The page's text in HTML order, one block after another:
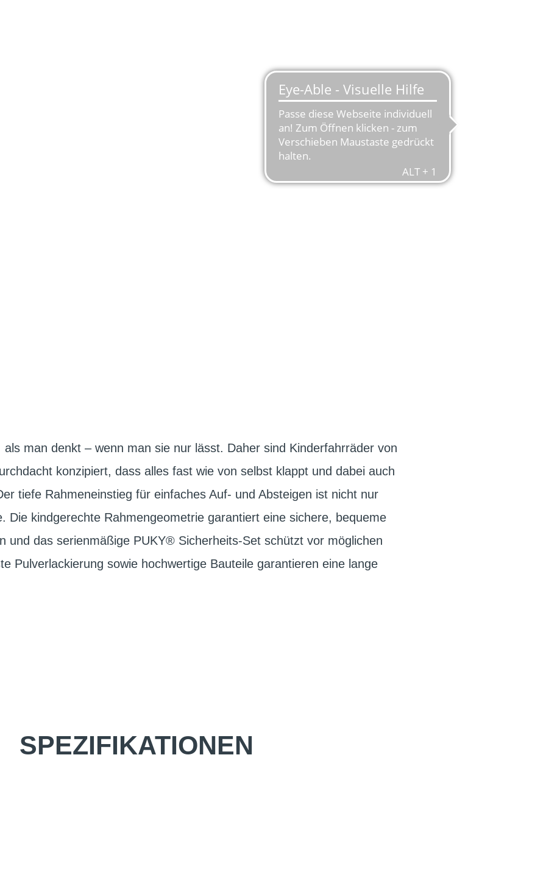
man denkt – wenn man sie nur lässt. Daher sind Kinderfahrräder von
konzipiert, dass alles fast wie von selbst klappt und dabei auch
tiefe Rahmeneinstieg für einfaches Auf- und Absteigen ist nicht nur
Die kindgerechte Rahmengeometrie garantiert eine sichere, bequeme
und das serienmäßige PUKY® Sicherheits-Set schützt vor möglichen
Pulverlackierung sowie hochwertige Bauteile garantieren eine lange
SPEZIFIKATIONEN